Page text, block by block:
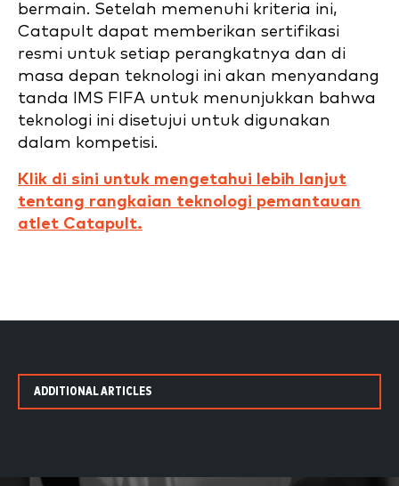
bermain. Setelah memenuhi kriteria ini,
Catapult dapat memberikan sertifikasi
resmi untuk setiap perangkatnya dan di
masa depan teknologi ini akan menyandang
tanda IMS FIFA untuk menunjukkan bahwa
teknologi ini disetujui untuk digunakan
dalam kompetisi.
Klik di sini untuk mengetahui lebih lanjut
tentang rangkaian teknologi pemantauan
atlet Catapult.
ADDITIONAL ARTICLES